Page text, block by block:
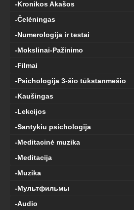
-Kronikos Akašos
-Čelėningas
-Numerologija ir testai
-Mokslinai-Pažinimo
-Filmai
-Psichologija 3-šio tūkstanmešio
-Kaušingas
-Lekcijos
-Santykiu psichologija
-Meditacinė muzika
-Meditacija
-Muzika
-Мультфильмы
-Audio